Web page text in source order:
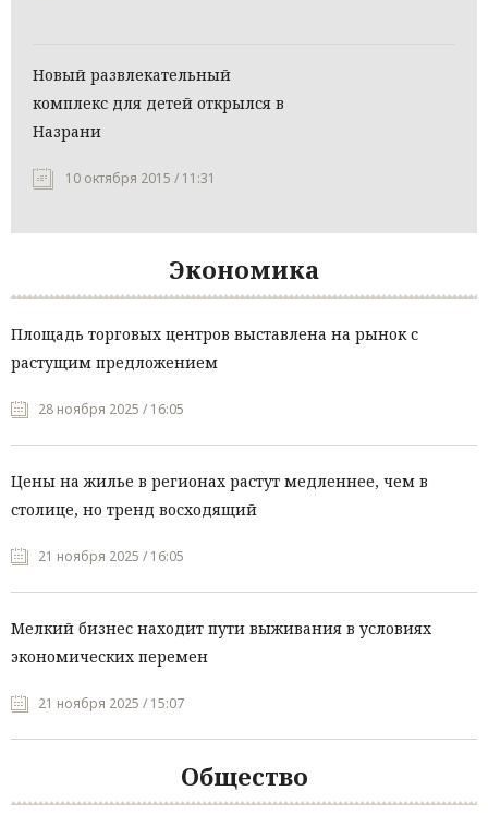
Новый развлекательный
комплекс для детей открылся в
Назрани
10 октября 2015 / 11:31
Экономика
Площадь торговых центров выставлена на рынок с
растущим предложением
28 ноября 2025 / 16:05
Цены на жилье в регионах растут медленнее, чем в
столице, но тренд восходящий
21 ноября 2025 / 16:05
Мелкий бизнес находит пути выживания в условиях
экономических перемен
21 ноября 2025 / 15:07
Общество